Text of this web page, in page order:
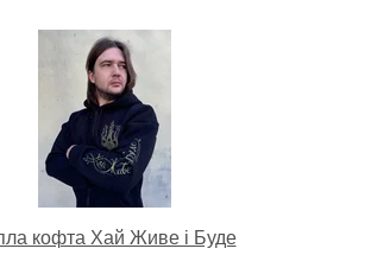
кофта Хай Живе і Буде